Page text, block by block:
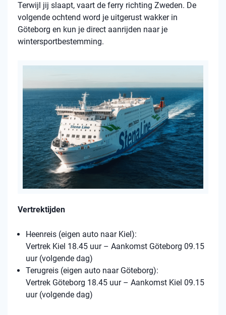
Terwijl jij slaapt, vaart de ferry richting Zweden. De
volgende ochtend word je uitgerust wakker in
Göteborg en kun je direct aanrijden naar je
wintersportbestemming.
Vertrektijden
Heenreis (eigen auto naar Kiel):
Vertrek Kiel 18.45 uur – Aankomst Göteborg 09.15
uur (volgende dag)
Terugreis (eigen auto naar Göteborg):
Vertrek Göteborg 18.45 uur – Aankomst Kiel 09.15
uur (volgende dag)